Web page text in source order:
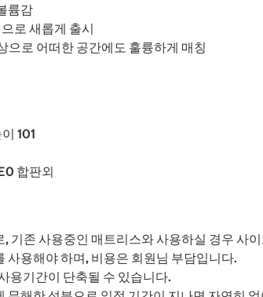
륨감
로 새롭게 출시
으로 어떠한 공간에도 훌륭하게 매칭
101
합판외
기존 사용중인 매트리스와 사용하실 경우 사
사용해야 하며, 비용은 회원님 부담입니다.
용기간이 단축될 수 있습니다.